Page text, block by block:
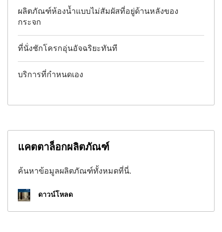
ผลิตภัณฑ์ห้องน้ำแบบไม่สัมผัสที่อยู่ด้านหลังของ
กระจก
ที่นั่งชักโครกอุ่นอัจฉริยะทันที
บริการที่กำหนดเอง
แคตตาล็อกผลิตภัณฑ์
ค้นหาข้อมูลผลิตภัณฑ์ทั้งหมดที่นี่.
ดาวน์โหลด